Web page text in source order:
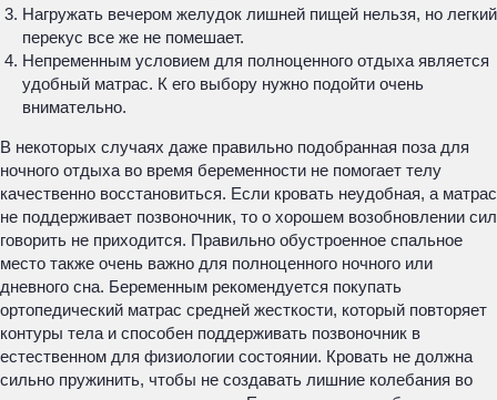
Нагружать вечером желудок лишней пищей нельзя, но легкий
перекус все же не помешает.
Непременным условием для полноценного отдыха является
удобный матрас. К его выбору нужно подойти очень
внимательно.
В некоторых случаях даже правильно подобранная поза для
ночного отдыха во время беременности не помогает телу
качественно восстановиться. Если кровать неудобная, а матрас
не поддерживает позвоночник, то о хорошем возобновлении сил
говорить не приходится. Правильно обустроенное спальное
место также очень важно для полноценного ночного или
дневного сна. Беременным рекомендуется покупать
ортопедический матрас средней жесткости, который повторяет
контуры тела и способен поддерживать позвоночник в
естественном для физиологии состоянии. Кровать не должна
сильно пружинить, чтобы не создавать лишние колебания во